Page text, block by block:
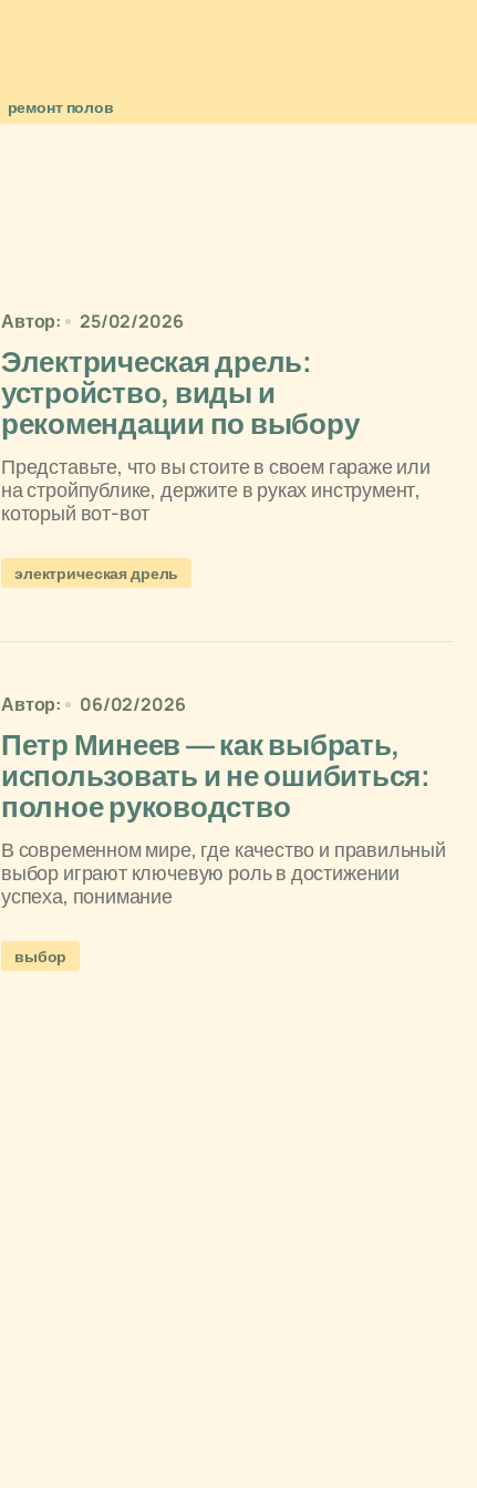
ремонт полов
Автор: 25/02/2026
Электрическая дрель:
устройство, виды и
рекомендации по выбору
Представьте, что вы стоите в своем гараже или
на стройпублике, держите в руках инструмент,
который вот-вот
электрическая дрель
Автор: 06/02/2026
Петр Минеев — как выбрать,
использовать и не ошибиться:
полное руководство
В современном мире, где качество и правильный
выбор играют ключевую роль в достижении
успеха, понимание
выбор